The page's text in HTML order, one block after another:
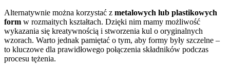
Alternatywnie można korzystać z metalowych lub plastikowych
form w rozmaitych kształtach. Dzięki nim mamy możliwość
wykazania się kreatywnością i stworzenia kul o oryginalnych
wzorach. Warto jednak pamiętać o tym, aby formy były szczelne –
to kluczowe dla prawidłowego połączenia składników podczas
procesu tężenia.